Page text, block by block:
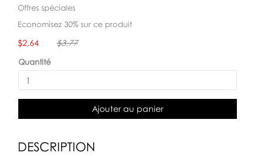
Offres spéciales
Economisez 30% sur ce produit
Disponibilité:
$2,64 $3,77
Quantité
Ajouter au panier
DESCRIPTION